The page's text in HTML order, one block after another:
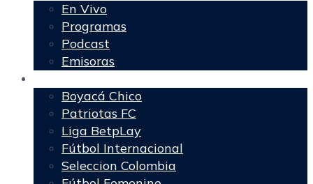
En Vivo
Programas
Podcast
Emisoras
Boyacá Chico
Patriotas FC
Liga BetpLay
Fútbol Internacional
Seleccion Colombia